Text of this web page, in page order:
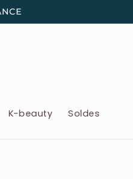
K-beauty Soldes